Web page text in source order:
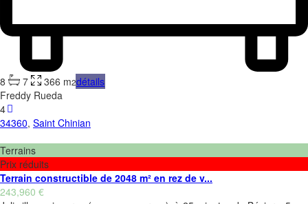
8 7 366 m2détails
Freddy Rueda
4
34360, Saint Chinian
Terrains
Prix réduits
Terrain constructible de 2048 m² en rez de v...
243,960 €